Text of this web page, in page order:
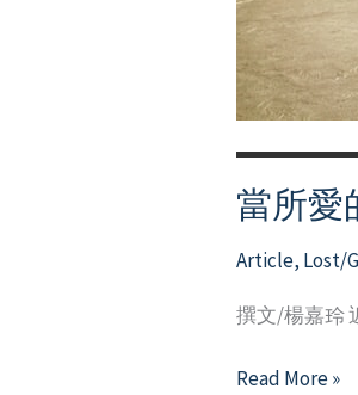
當所愛
Article, Lost/
撰文/楊嘉玲
當
Read More »